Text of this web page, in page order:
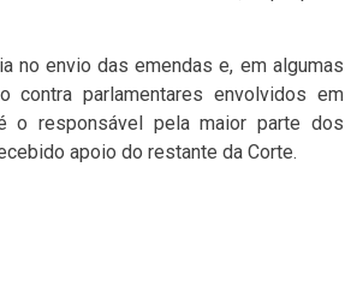
no envio das emendas e, em algumas
contra parlamentares envolvidos em
o responsável pela maior parte dos
apoio do restante da Corte.